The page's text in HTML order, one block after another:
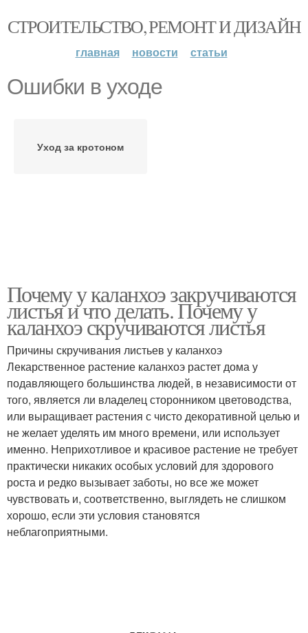
СТРОИТЕЛЬСТВО, РЕМОНТ И ДИЗАЙН
главная новости статьи
Ошибки в уходе
Уход за кротоном
Почему у каланхоэ закручиваются
листья и что делать. Почему у
каланхоэ скручиваются листья
Причины скручивания листьев у каланхоэ
Лекарственное растение каланхоэ растет дома у
подавляющего большинства людей, в независимости от
того, является ли владелец сторонником цветоводства,
или выращивает растения с чисто декоративной целью и
не желает уделять им много времени, или использует
именно. Неприхотливое и красивое растение не требует
практически никаких особых условий для здорового
роста и редко вызывает заботы, но все же может
чувствовать и, соответственно, выглядеть не слишком
хорошо, если эти условия становятся
неблагоприятными.